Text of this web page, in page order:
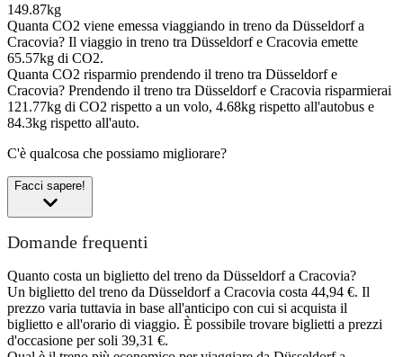
149.87kg
Quanta CO2 viene emessa viaggiando in treno da Düsseldorf a
Cracovia? Il viaggio in treno tra Düsseldorf e Cracovia emette
65.57kg di CO2.
Quanta CO2 risparmio prendendo il treno tra Düsseldorf e
Cracovia? Prendendo il treno tra Düsseldorf e Cracovia risparmierai
121.77kg di CO2 rispetto a un volo, 4.68kg rispetto all'autobus e
84.3kg rispetto all'auto.
C'è qualcosa che possiamo migliorare?
Facci sapere!
Domande frequenti
Quanto costa un biglietto del treno da Düsseldorf a Cracovia?
Un biglietto del treno da Düsseldorf a Cracovia costa 44,94 €. Il
prezzo varia tuttavia in base all'anticipo con cui si acquista il
biglietto e all'orario di viaggio. È possibile trovare biglietti a prezzi
d'occasione per soli 39,31 €.